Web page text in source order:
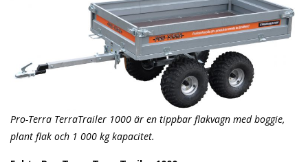
Pro-Terra TerraTrailer 1000 är en tippbar flakvagn med boggie,
plant flak och 1 000 kg kapacitet.